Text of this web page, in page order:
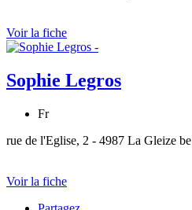
Voir la fiche
Sophie Legros
Fr
rue de l'Eglise, 2 - 4987 La Gleize be
Voir la fiche